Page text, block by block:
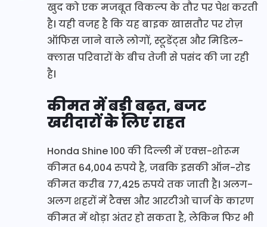
खुद को एक मजबूत विकल्प के तौर पर पेश करती
है। यही वजह है कि यह बाइक खासतौर पर रोज़
ऑफिस जाने वाले लोगों, स्टूडेंट्स और मिडिल-
क्लास परिवारों के बीच तेजी से पसंद की जा रही
है।
कीमत में बड़ी बढ़त, बजट
खरीदारों के लिए राहत
Honda Shine 100 की दिल्ली में एक्स-शोरूम
कीमत 64,004 रुपये है, जबकि इसकी ऑन-रोड
कीमत करीब 77,425 रुपये तक जाती है। अलग-
अलग शहरों में टैक्स और आरटीओ चार्ज के कारण
कीमत में थोड़ा अंतर हो सकता है, लेकिन फिर भी